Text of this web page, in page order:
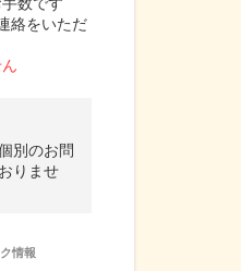
絡をいただ
別のお問
りませ
情報